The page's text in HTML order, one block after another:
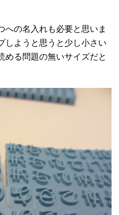
への名入れも必要と思いま
しようと思うと少し小さい
める問題の無いサイズだと